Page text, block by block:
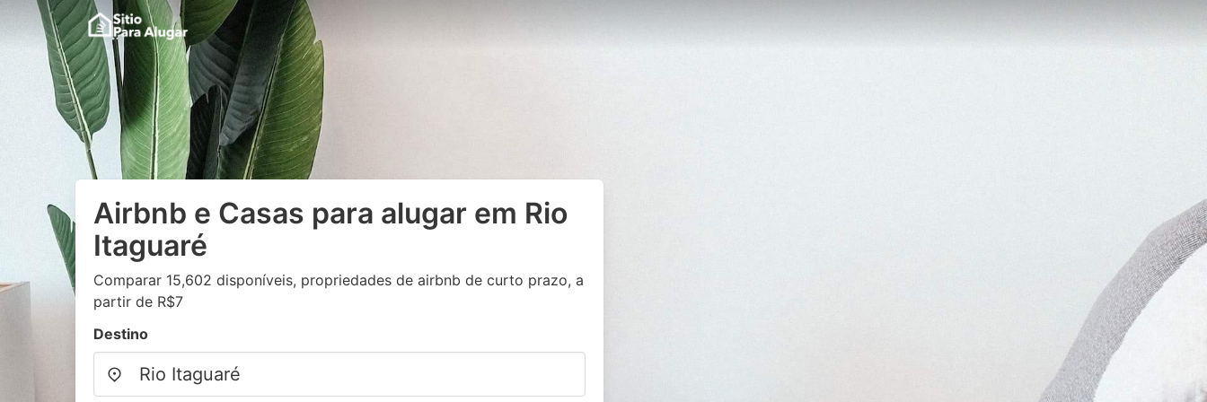
Airbnb e Casas para alugar em Rio
Itaguaré
Comparar 15,602 disponíveis, propriedades de airbnb de curto prazo, a
partir de R$7
Destino